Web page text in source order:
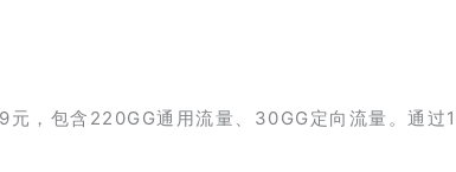
元，包含220GG通用流量、30GG定向流量。通过